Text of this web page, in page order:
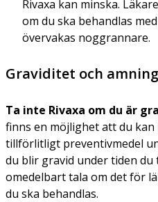
Rivaxa kan minska.
om du ska behandlas
övervakas noggrannare.
Graviditet och amning
Ta inte Rivaxa om du är
finns en möjlighet att du kan
tillförlitligt preventivmedel
du blir gravid under tiden du
omedelbart tala om det för
du ska behandlas.